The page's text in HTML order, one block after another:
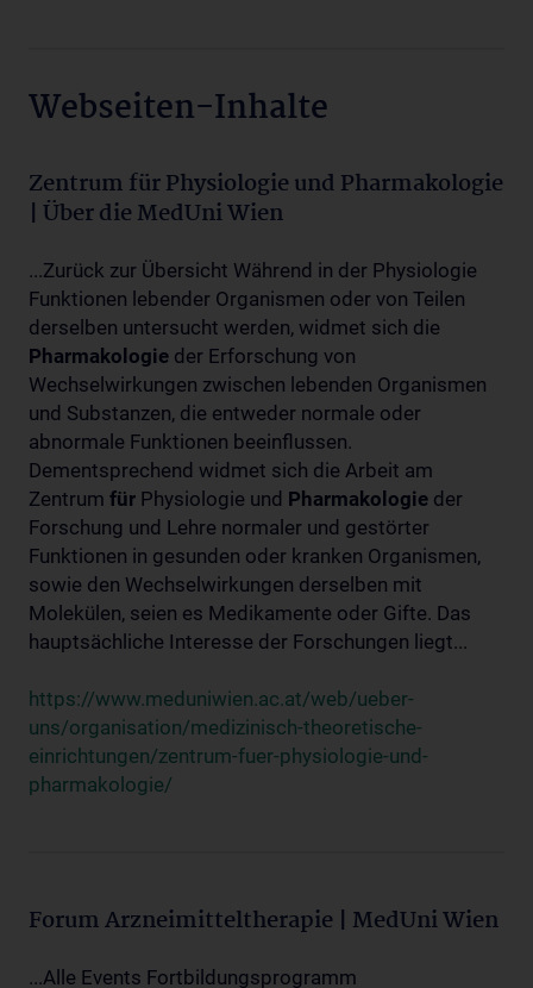
Webseiten-Inhalte
Zentrum für Physiologie und Pharmakologie
| Über die MedUni Wien
...Zurück zur Übersicht Während in der Physiologie
Funktionen lebender Organismen oder von Teilen
derselben untersucht werden, widmet sich die
Pharmakologie der Erforschung von
Wechselwirkungen zwischen lebenden Organismen
und Substanzen, die entweder normale oder
abnormale Funktionen beeinflussen.
Dementsprechend widmet sich die Arbeit am
Zentrum für Physiologie und Pharmakologie der
Forschung und Lehre normaler und gestörter
Funktionen in gesunden oder kranken Organismen,
sowie den Wechselwirkungen derselben mit
Molekülen, seien es Medikamente oder Gifte. Das
hauptsächliche Interesse der Forschungen liegt...
https://www.meduniwien.ac.at/web/ueber-
uns/organisation/medizinisch-theoretische-
einrichtungen/zentrum-fuer-physiologie-und-
pharmakologie/
Forum Arzneimitteltherapie | MedUni Wien
...Alle Events Fortbildungsprogramm